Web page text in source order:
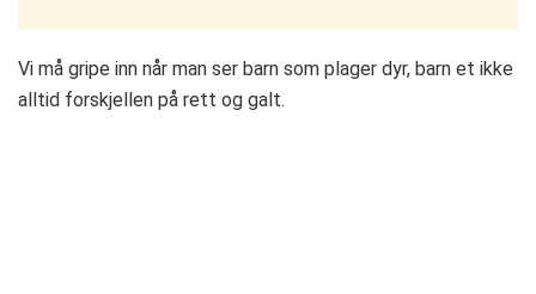
Vi må gripe inn når man ser barn som plager dyr, barn et ikke
alltid forskjellen på rett og galt.